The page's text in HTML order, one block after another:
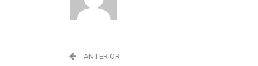
ANTERIOR